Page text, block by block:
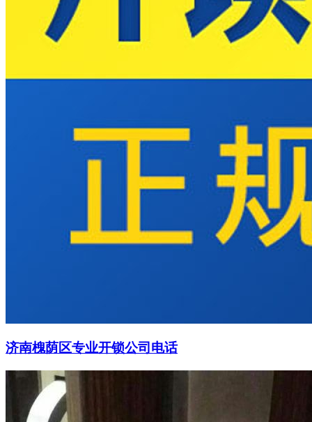
济南槐荫区专业开锁公司电话